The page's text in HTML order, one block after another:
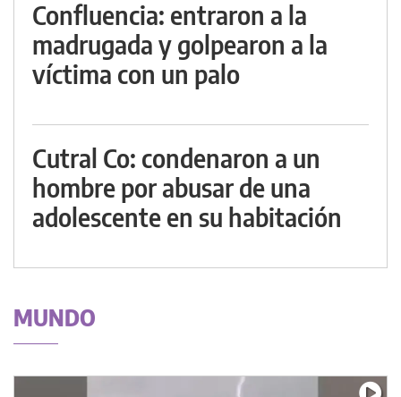
Confluencia: entraron a la
madrugada y golpearon a la
víctima con un palo
Cutral Co: condenaron a un
hombre por abusar de una
adolescente en su habitación
MUNDO